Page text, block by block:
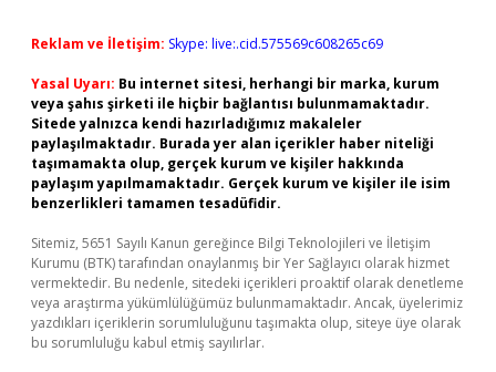
Reklam ve İletişim: Skype: live:.cid.575569c608265c69
Yasal Uyarı: Bu internet sitesi, herhangi bir marka, kurum
veya şahıs şirketi ile hiçbir bağlantısı bulunmamaktadır.
Sitede yalnızca kendi hazırladığımız makaleler
paylaşılmaktadır. Burada yer alan içerikler haber niteliği
taşımamakta olup, gerçek kurum ve kişiler hakkında
paylaşım yapılmamaktadır. Gerçek kurum ve kişiler ile isim
benzerlikleri tamamen tesadüfidir.
Sitemiz, 5651 Sayılı Kanun gereğince Bilgi Teknolojileri ve İletişim
Kurumu (BTK) tarafından onaylanmış bir Yer Sağlayıcı olarak hizmet
vermektedir. Bu nedenle, sitedeki içerikleri proaktif olarak denetleme
veya araştırma yükümlülüğümüz bulunmamaktadır. Ancak, üyelerimiz
yazdıkları içeriklerin sorumluluğunu taşımakta olup, siteye üye olarak
bu sorumluluğu kabul etmiş sayılırlar.